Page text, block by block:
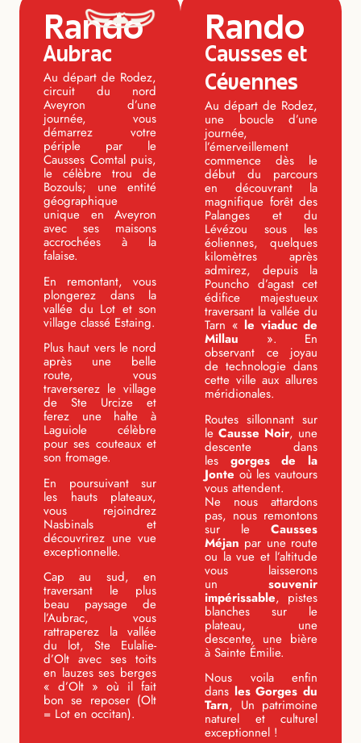
Rando
Aubrac
Au départ de Rodez,
circuit du nord
Aveyron d’une
journée, vous
démarrez votre
périple par le
Causses Comtal puis,
le célèbre trou de
Bozouls; une entité
géographique
unique en Aveyron
avec ses maisons
accrochées à la
falaise.
En remontant, vous
plongerez dans la
vallée du Lot et son
village classé Estaing.
Plus haut vers le nord
après une belle
route, vous
traverserez le village
de Ste Urcize et
ferez une halte à
Laguiole célèbre
pour ses couteaux et
son fromage.
En poursuivant sur
les hauts plateaux,
vous rejoindrez
Nasbinals et
découvrirez une vue
exceptionnelle.
Cap au sud, en
traversant le plus
beau paysage de
l’Aubrac, vous
rattraperez la vallée
du lot, Ste Eulalie-
d’Olt avec ses toits
en lauzes ses berges
« d’Olt » où il fait
bon se reposer (Olt
= Lot en occitan).
Rando
Causses et
Cévennes
Au départ de Rodez,
une boucle d’une
journée,
l’émerveillement
commence dès le
début du parcours
en découvrant la
magnifique forêt des
Palanges et du
Lévézou sous les
éoliennes, quelques
kilomètres après
admirez, depuis la
Pouncho d’agast cet
édifice majestueux
traversant la vallée du
Tarn « le viaduc de
Millau ». En
observant ce joyau
de technologie dans
cette ville aux allures
méridionales.
Routes sillonnant sur
le Causse Noir, une
descente dans
les gorges de la
Jonte où les vautours
vous attendent.
Ne nous attardons
pas, nous remontons
sur le Causses
Méjan par une route
ou la vue et l’altitude
vous laisserons
un souvenir
impérissable, pistes
blanches sur le
plateau, une
descente, une bière
à Sainte Émilie.
Nous voila enfin
dans les Gorges du
Tarn, Un patrimoine
naturel et culturel
exceptionnel !